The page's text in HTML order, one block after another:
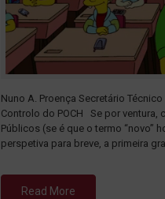
Nuno A. Proença Secretário
Controlo do POCH Se por
Públicos (se é que o termo “novo”
perspetiva para breve, a primeira
Read More